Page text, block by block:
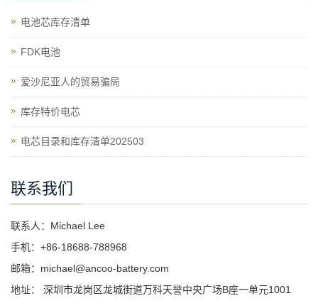
电池芯库存清单
​FDK电池
爱沙尼亚人的贸易骗局
库存特价电芯
电芯目录和库存清单202503
联系我们
联系人：Michael Lee
手机：+86-18688-788968
邮箱：michael@ancoo-battery.com
地址： 深圳市龙岗区龙城街道万科天誉中央广场B座一单元1001